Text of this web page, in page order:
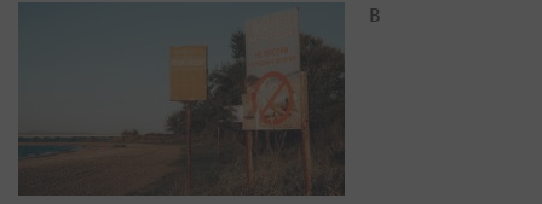
В